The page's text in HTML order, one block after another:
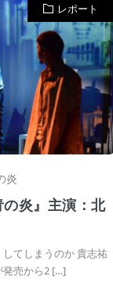
レポート
炎
の炎』主演：北
てしまうのか 貴志祐
発売から2 […]